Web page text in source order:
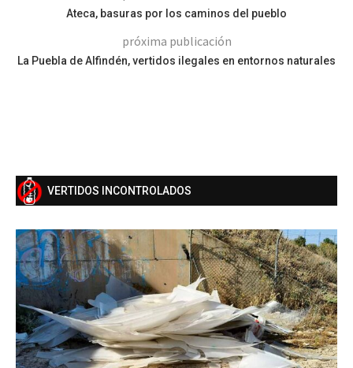
Ateca, basuras por los caminos del pueblo
próxima publicación
La Puebla de Alfindén, vertidos ilegales en entornos naturales
VERTIDOS INCONTROLADOS